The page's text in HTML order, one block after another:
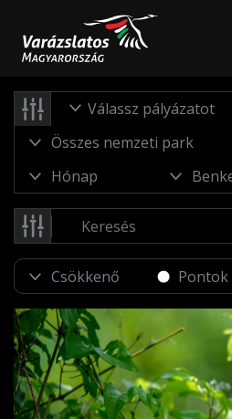
Válassz pályázatot
Pontok